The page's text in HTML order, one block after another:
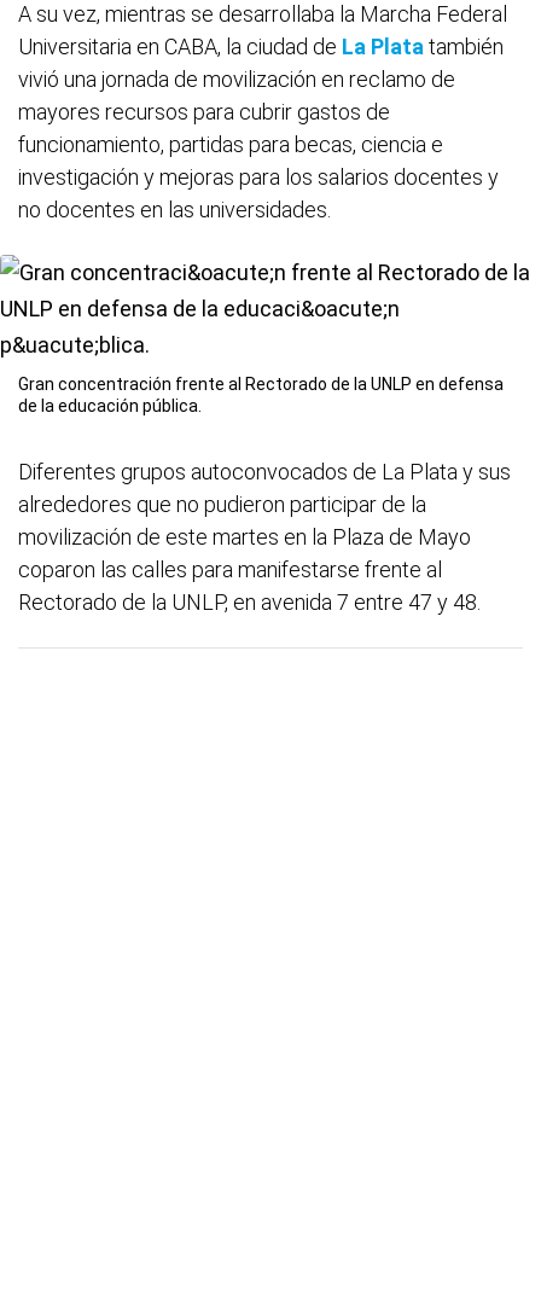
A su vez, mientras se desarrollaba la Marcha Federal
Universitaria en CABA, la ciudad de La Plata también
vivió una jornada de movilización en reclamo de
mayores recursos para cubrir gastos de
funcionamiento, partidas para becas, ciencia e
investigación y mejoras para los salarios docentes y
no docentes en las universidades.
Gran concentración frente al Rectorado de la UNLP en defensa
de la educación pública.
Diferentes grupos autoconvocados de La Plata y sus
alrededores que no pudieron participar de la
movilización de este martes en la Plaza de Mayo
coparon las calles para manifestarse frente al
Rectorado de la UNLP, en avenida 7 entre 47 y 48.